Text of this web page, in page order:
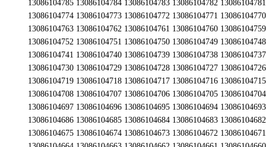
762 13086104761 13086104760 13086104759 13086104758 13086104757 13086104756 13086104755 13086104754 13086104753 13086104752 13086104751 13086104750 13086104749 13086104748 13086104747 13086104746 13086104745 13086104744 13086104743 13086104742 13086104741 13086104740 13086104739 13086104738 13086104737 13086104736 13086104735 13086104734 13086104733 13086104732 13086104731 13086104730 13086104729 13086104728 13086104727 13086104726 13086104725 13086104724 13086104723 13086104722 13086104721 13086104720 13086104719 13086104718 13086104717 13086104716 13086104715 13086104714 13086104713 13086104712 13086104711 13086104710 13086104709 13086104708 13086104707 13086104706 13086104705 13086104704 13086104703 13086104702 13086104701 13086104700 13086104699 13086104698 13086104697 13086104696 13086104695 13086104694 13086104693 13086104692 13086104691 13086104690 13086104689 13086104688 13086104687 13086104686 13086104685 13086104684 13086104683 13086104682 13086104681 13086104680 13086104679 13086104678 13086104677 13086104676 13086104675 13086104674 13086104673 13086104672 13086104671 13086104670 13086104669 13086104668 13086104667 13086104666 13086104665 13086104664 13086104663 13086104662 13086104661 13086104660 13086104659 13086104658 13086104657 13086104656 13086104655 13086104654 13086104653 13086104652 13086104651 13086104650 13086104649 13086104648 13086104647 13086104646 13086104645 13086104644 13086104643 13086104642 13086104641 13086104640 13086104639 13086104638 13086104637 13086104636 13086104635 13086104634 13086104633 13086104632 13086104631 13086104630 13086104629 13086104628 13086104627 13086104626 13086104625 13086104624 13086104623 13086104622 13086104621 13086104620 13086104619 13086104618 13086104617 13086104616 13086104615 13086104614 13086104613 13086104612 13086104611 13086104610 13086104609 13086104608 13086104607 13086104606 13086104605 13086104604 13086104603 13086104602 13086104601 13086104600 13086104599 13086104598 13086104597 13086104596 13086104595 13086104594 13086104593 13086104592 13086104591 13086104590 13086104589 13086104588 13086104587 13086104586 13086104585 13086104584 13086104583 13086104582 13086104581 13086104580 13086104579 13086104578 13086104577 13086104576 13086104575 13086104574 13086104573 13086104572 13086104571 13086104570 13086104569 13086104568 13086104567 13086104566 13086104565 13086104564 13086104563 13086104562 13086104561 13086104560 13086104559 13086104558 13086104557 13086104556 13086104555 13086104554 13086104553 13086104552 13086104551 13086104550 13086104549 13086104548 13086104547 13086104546 13086104545 13086104544 13086104543 13086104542 13086104541 13086104540 13086104539 13086104538 13086104537 13086104536 13086104535 13086104534 13086104533 13086104532 13086104531 13086104530 13086104529 13086104528 13086104527 13086104526 13086104525 13086104524 13086104523 13086104522 13086104521 13086104520 13086104519 13086104518 13086104517 13086104516 13086104515 13086104514 13086104513 13086104512 13086104511 13086104510 13086104509 13086104508 13086104507 13086104506 13086104505 13086104504 13086104503 13086104502 13086104501 13086104500 13086104499 13086104498 13086104497 13086104496 13086104495 13086104494 13086104493 13086104492 13086104491 13086104490 13086104489 13086104488 13086104487 13086104486 13086104485 13086104484 13086104483 13086104482 13086104481 13086104480 13086104479 13086104478